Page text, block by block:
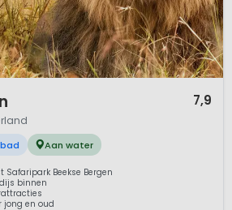
7,9
Aan water
Beekse Bergen
binnen
jong en oud